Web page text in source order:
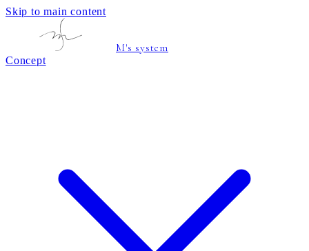
Skip to main content
M's system
Concept